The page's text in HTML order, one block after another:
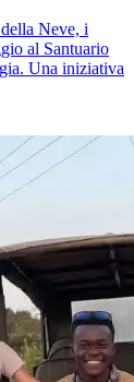
Neve, i
al Santuario
Una iniziativa